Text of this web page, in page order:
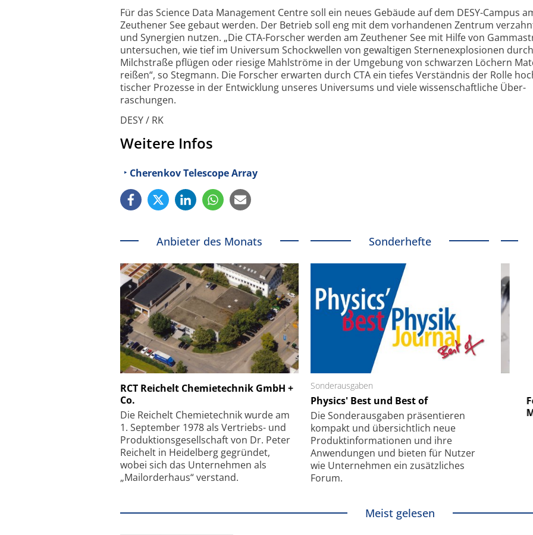
Für das Science Data Management Centre soll ein neues Gebäude auf dem DESY-Campus
Zeuthener See gebaut werden. Der Betrieb soll eng mit dem vor­handenen Zentrum
und Synergien nutzen. „Die CTA-Forscher werden am Zeuthener See mit Hilfe von
unter­suchen, wie tief im Universum Schock­wellen von gewaltigen Sternen­explosionen
Milch­straße pflügen oder riesige Mahl­ströme in der Umgebung von schwarzen Löchern
reißen“, so Stegmann. Die Forscher erwarten durch CTA ein tiefes Verständnis der Rolle
tischer Prozesse in der Entwicklung unseres Universums und viele wissen­schaftliche Über­
raschungen.
DESY / RK
Weitere Infos
Cherenkov Telescope Array
Anbieter des Monats
RCT Reichelt Chemietechnik GmbH +
Co.
Die Reichelt Chemietechnik wurde am
1. September 1978 als Vertriebs- und
Produktionsgesellschaft von Dr. Peter
Reichelt in Heidelberg gegründet,
wobei sich das Unternehmen als
„Mailorderhaus“ verstand.
Sonderhefte
Sonderausgaben
Physics' Best und Best of
Die Sonder­ausgaben präsentieren
kompakt und übersichtlich neue
Produkt­informationen und ihre
Anwendungen und bieten für Nutzer
wie Unternehmen ein zusätzliches
Forum.
Schäfter + Kirchhoff GmbH
Feinfokussierungsmechanismus
Elektronenmikroskopie auf
kleinstem Raum
Meist gelesen